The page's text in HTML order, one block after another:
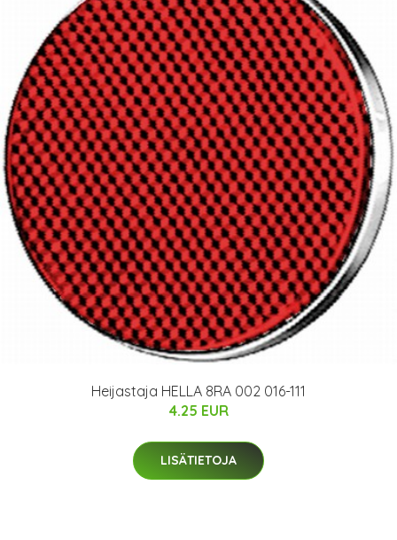
Heijastaja HELLA 8RA 002 016-111
4.25 EUR
LISÄTIETOJA